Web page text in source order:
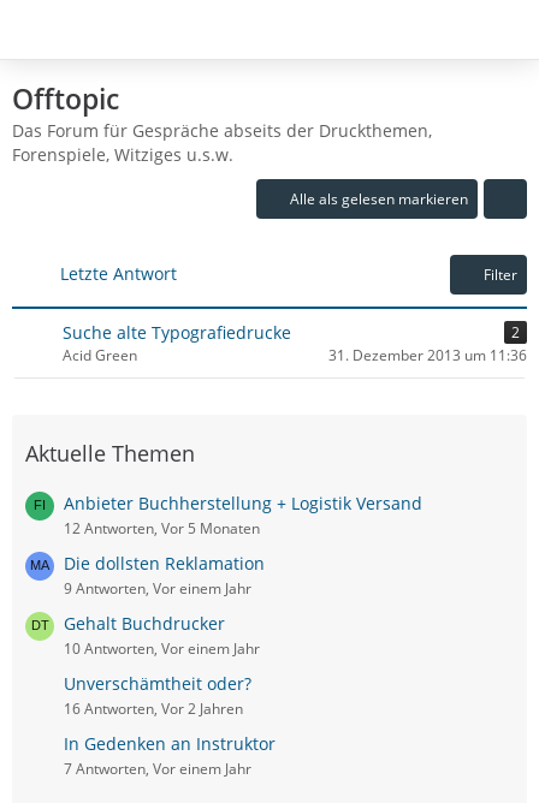
Offtopic
Das Forum für Gespräche abseits der Druckthemen,
Forenspiele, Witziges u.s.w.
Alle als gelesen markieren
Letzte Antwort Filter
Suche alte Typografiedrucke
2
Acid Green
31. Dezember 2013 um 11:36
Aktuelle Themen
Anbieter Buchherstellung + Logistik Versand
12 Antworten, Vor 5 Monaten
Die dollsten Reklamation
9 Antworten, Vor einem Jahr
Gehalt Buchdrucker
10 Antworten, Vor einem Jahr
Unverschämtheit oder?
16 Antworten, Vor 2 Jahren
In Gedenken an Instruktor
7 Antworten, Vor einem Jahr